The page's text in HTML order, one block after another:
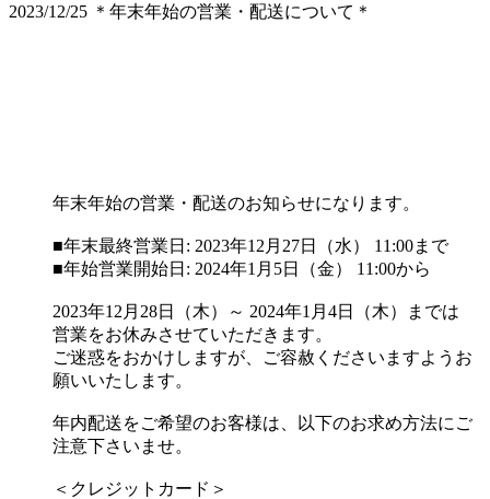
2023/12/25 ＊年末年始の営業・配送について＊
年末年始の営業・配送のお知らせになります。
■年末最終営業日: 2023年12月27日（水） 11:00まで
■年始営業開始日: 2024年1月5日（金） 11:00から
2023年12月28日（木）～ 2024年1月4日（木）までは
営業をお休みさせていただきます。
ご迷惑をおかけしますが、ご容赦くださいますようお
願いいたします。
年内配送をご希望のお客様は、以下のお求め方法にご
注意下さいませ。
＜クレジットカード＞